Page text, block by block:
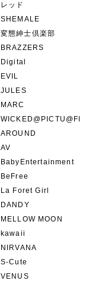
レッド
SHEMALE
変態紳士倶楽部
BRAZZERS
Digital
EVIL
JULES
MARC
WICKED@PICTU@FEATURE
AROUND
AV
BabyEntertainment
BeFree
La Foret Girl
DANDY
MELLOW MOON
kawaii
NIRVANA
S-Cute
VENUS